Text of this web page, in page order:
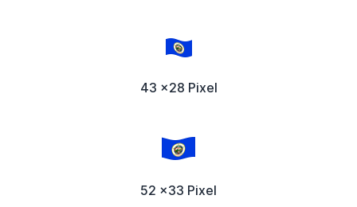
43 x28 Pixel
52 x33 Pixel